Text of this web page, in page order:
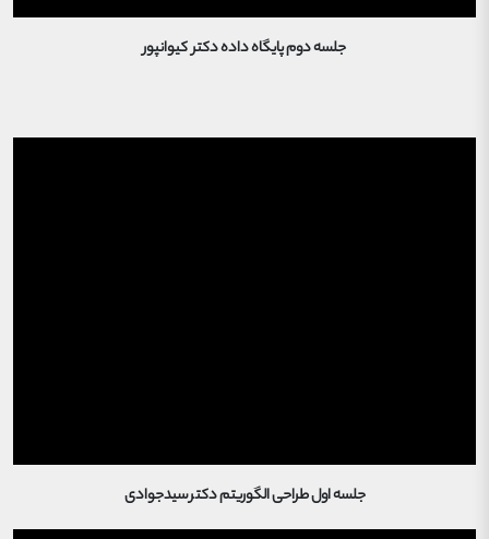
جلسه دوم پایگاه داده دکتر کیوانپور
جلسه اول طراحی الگوریتم دکتر سیدجوادی